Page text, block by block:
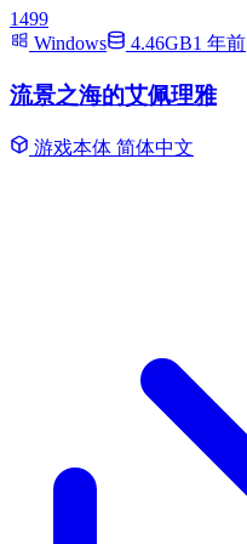
1499
Windows
4.46GB1 年前
流景之海的艾佩理雅
游戏本体 简体中文